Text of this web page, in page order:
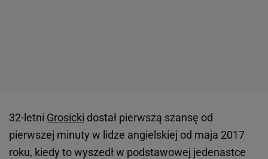
32-letni Grosicki dostał pierwszą szansę od
pierwszej minuty w lidze angielskiej od maja 2017
roku, kiedy to wyszedł w podstawowej jedenastce